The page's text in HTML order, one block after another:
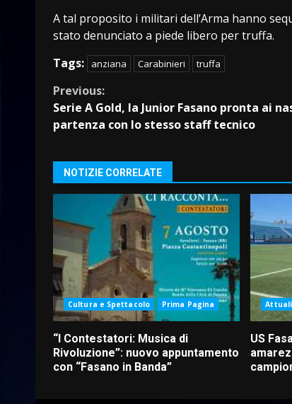
A tal proposito i militari dell’Arma hanno
stato denunciato a piede libero per truffa.
Tags:
anziana Carabinieri truffa
Continue
Reading
Previous:
Serie A Gold, la Junior Fasano pronta ai
partenza con lo stesso staff tecnico
NOTIZIE CORRELATE
Cultura e Spettacolo Prima Pagina
“I Contestatori: Musica di
Rivoluzione”: nuovo appuntamento
con “Fasano in Banda”
US